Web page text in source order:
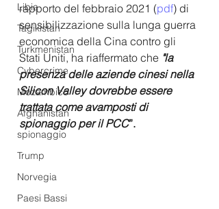
Libia
Tagikistan
Turkmenistan
Cybercrime
Mozambico
Afghanistan
spionaggio
Trump
Norvegia
Paesi Bassi
rapporto del febbraio 2021 (pdf) di
sensibilizzazione sulla lunga guerra
economica della Cina contro gli
Stati Uniti, ha riaffermato che "la
presenza delle aziende cinesi nella
Silicon Valley dovrebbe essere
trattata come avamposti di
spionaggio per il PCC”.